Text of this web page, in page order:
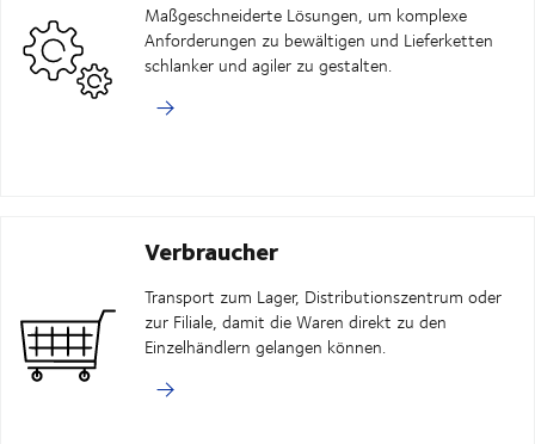
Maßgeschneiderte Lösungen, um komplexe
Anforderungen zu bewältigen und Lieferketten
schlanker und agiler zu gestalten.
Verbraucher
Transport zum Lager, Distributionszentrum oder
zur Filiale, damit die Waren direkt zu den
Einzelhändlern gelangen können.